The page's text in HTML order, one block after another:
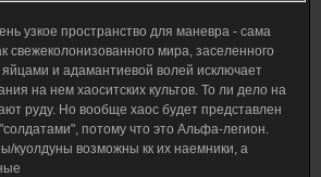
узкое пространство для маневра - сама
свежеколонизованного мира, заселенного
и адамантиевой волей исключает
на нем хаоситских культов. То ли дело на
руду. Но вообще хаос будет представлен
потому что это Альфа-легион.
куолдуны возможны кк их наемники, а